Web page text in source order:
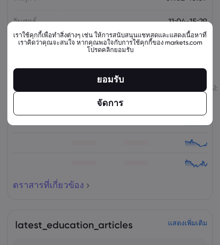
วันศุกร์ 11:04-15:29
ตราสารที่เกี่ยวข้อง
สินทรัพย์ เปลี่ยนแปลง (%):
ตราสารที่เกี่ยวข้อง
latest_education_articles แสดงเพิ่มเติม
เราใช้คุกกี้เพื่อทำสิ่งต่างๆ เช่น ให้การสนับสนุนแชทสดและแสดงเนื้อหาที่
เราคิดว่าคุณจะสนใจ หากคุณพอใจกับการใช้คุกกี้ของ markets.com
โปรดคลิกยอมรับ
ยอมรับ
จัดการ